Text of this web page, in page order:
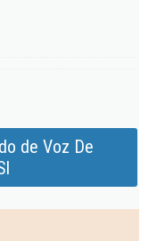
de Voz De